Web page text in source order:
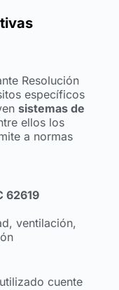
Resolución
específicos
sistemas de
ellos los
a normas
62619
ventilación,
cuente